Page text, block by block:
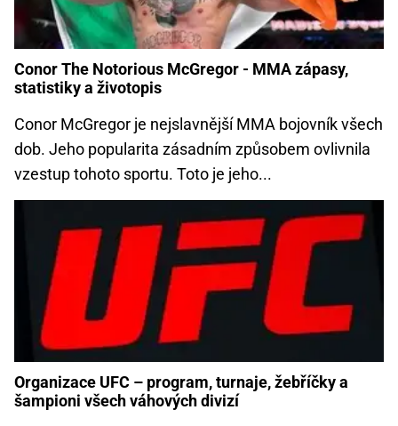
Conor The Notorious McGregor - MMA zápasy,
statistiky a životopis
Conor McGregor je nejslavnější MMA bojovník všech
dob. Jeho popularita zásadním způsobem ovlivnila
vzestup tohoto sportu. Toto je jeho...
Organizace UFC – program, turnaje, žebříčky a
šampioni všech váhových divizí